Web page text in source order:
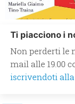
Ti piacciono i
Non perderti le
mail alle 19.00
iscrivendoti